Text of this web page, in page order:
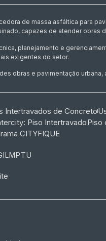
de massa asfáltica para
capazes de atender obras
planejamento e
exigentes do setor.
obras e pavimentação urbana,
Intertravados de Concreto​
Piso IntertravadoPiso
CITYFIQUE
ILMPTU